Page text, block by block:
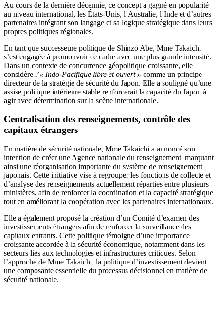
Au cours de la dernière décennie, ce concept a gagné en popularité
au niveau international, les États-Unis, l’Australie, l’Inde et d’autres
partenaires intégrant son langage et sa logique stratégique dans leurs
propres politiques régionales.
En tant que successeure politique de Shinzo Abe, Mme Takaichi
s’est engagée à promouvoir ce cadre avec une plus grande intensité.
Dans un contexte de concurrence géopolitique croissante, elle
considère l’« Indo-Pacifique libre et ouvert » comme un principe
directeur de la stratégie de sécurité du Japon. Elle a souligné qu’une
assise politique intérieure stable renforcerait la capacité du Japon à
agir avec détermination sur la scène internationale.
Centralisation des renseignements, contrôle des
capitaux étrangers
En matière de sécurité nationale, Mme Takaichi a annoncé son
intention de créer une Agence nationale du renseignement, marquant
ainsi une réorganisation importante du système de renseignement
japonais. Cette initiative vise à regrouper les fonctions de collecte et
d’analyse des renseignements actuellement réparties entre plusieurs
ministères, afin de renforcer la coordination et la capacité stratégique
tout en améliorant la coopération avec les partenaires internationaux.
Elle a également proposé la création d’un Comité d’examen des
investissements étrangers afin de renforcer la surveillance des
capitaux entrants. Cette politique témoigne d’une importance
croissante accordée à la sécurité économique, notamment dans les
secteurs liés aux technologies et infrastructures critiques. Selon
l’approche de Mme Takaichi, la politique d’investissement devient
une composante essentielle du processus décisionnel en matière de
sécurité nationale.